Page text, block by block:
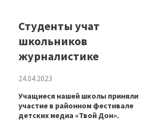
Студенты учат
школьников
журналистике
24.04.2023
Учащиеся нашей школы приняли
участие в районном фестивале
детских медиа «Твой Дон».